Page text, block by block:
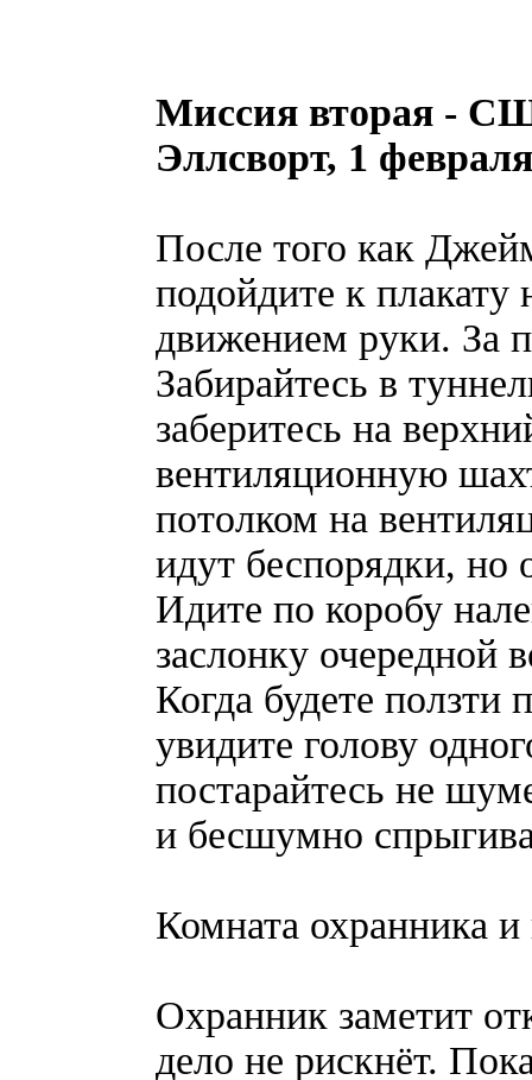
Миссия вторая -
Эллсворт, 1
После того как
подойдите к плакату
движением руки. За
Забирайтесь в
заберитесь на
вентиляционную
потолком на
идут беспорядки, но
Идите по коробу
заслонку очередной
Когда будете ползти
увидите голову
постарайтесь не
и бесшумно
Комната охранника и
Охранник заметит
дело не рискнёт.